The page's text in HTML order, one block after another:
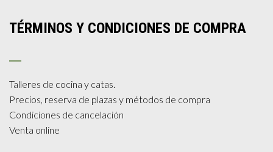
TÉRMINOS Y CONDICIONES DE COMPRA
Talleres de cocina y catas.
Precios, reserva de plazas y métodos de compra
Condiciones de cancelación
Venta online